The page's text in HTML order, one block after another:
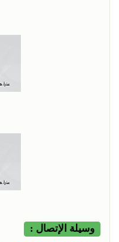
وسيلة الإتصال :